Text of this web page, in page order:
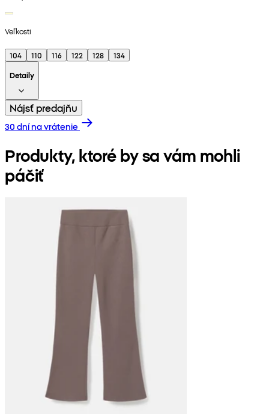
Veľkosti
104 110 116 122 128
134
Detaily
Nájsť predajňu
30 dní na vrátenie
Produkty, ktoré by sa vám mohli
páčiť